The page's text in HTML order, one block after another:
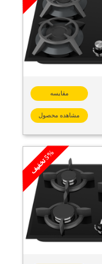
مقایسه
مشاهده محصول
5
%
ت
خ
ف
ی
ف